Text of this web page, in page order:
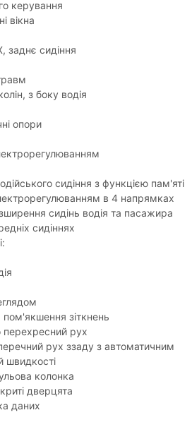
керування
вікна
заднє сидіння
з боку водія
опори
сидіння з функцією пам'яті
в 4 напрямках
сидінь водія та пасажира
сидіннях
пом'якшення зіткнень
перехресний рух
рух ззаду з автоматичним
швидкості
колонка
дверцята
даних